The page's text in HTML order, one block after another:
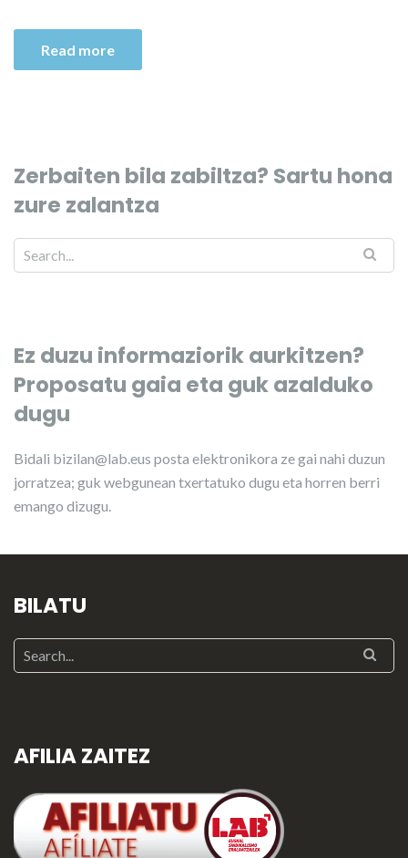
Read more
Zerbaiten bila zabiltza? Sartu hona
zure zalantza
Ez duzu informaziorik aurkitzen?
Proposatu gaia eta guk azalduko
dugu
Bidali bizilan@lab.eus posta elektronikora ze gai nahi duzun
jorratzea; guk webgunean txertatuko dugu eta horren berri
emango dizugu.
BILATU
AFILIA ZAITEZ